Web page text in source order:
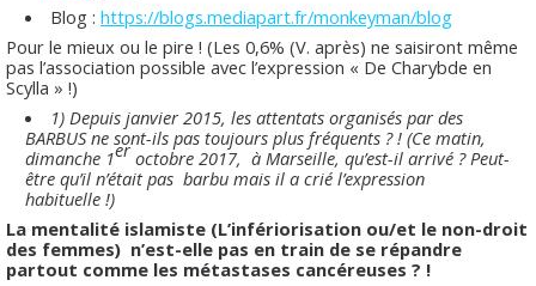
Blog :https://blogs.mediapart.fr/monkeyman/blog
Pour le mieux ou le pire ! (Les 0,6% (V. après) ne saisiront même
pas l’association possible avec l’expression « De Charybde en
Scylla » !)
1) Depuis janvier 2015, les attentats organisés par des
BARBUS ne sont-ils pas toujours plus fréquents ? ! (Ce matin,
dimanche 1eroctobre 2017, à Marseille, qu’est-il arrivé ? Peut-
être qu’il n’était pas barbu mais il a crié l’expression
habituelle !)
La mentalité islamiste (L’infériorisation ou/et le non-droit
des femmes) n’est-elle pas en train de se répandre
partout comme les métastases cancéreuses ? !